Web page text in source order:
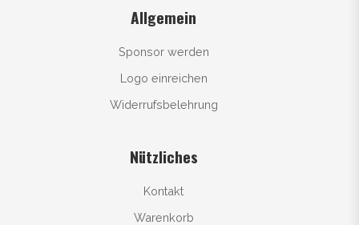
Allgemein
Sponsor werden
Logo einreichen
Widerrufsbelehrung
Nützliches
Kontakt
Warenkorb